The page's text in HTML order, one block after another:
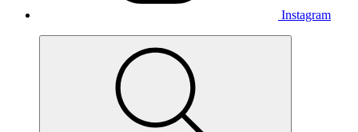
Instagram